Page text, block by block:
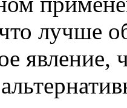
лучше